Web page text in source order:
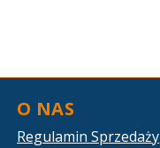
O NAS
Regulamin Sprzedaży